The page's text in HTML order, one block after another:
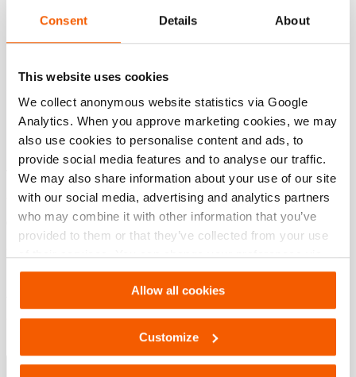
Consent Details About
This website uses cookies
We collect anonymous website statistics via Google
Analytics. When you approve marketing cookies, we may
also use cookies to personalise content and ads, to
provide social media features and to analyse our traffic.
We may also share information about your use of our site
with our social media, advertising and analytics partners
who may combine it with other information that you’ve
provided to them or that they’ve collected from your use
of their services. You can change your preferences via
Settings. See ourcookiestatement.
Allow all cookies
Customize
473.7 KB
Functies
Duidelijk aangegeven veiligheidswaarschuwingen,
technische specificaties en hefhoogte
Voor veiliger en gemakkelijker werken
Centreermarkeringen aan alle zijden
Antislipoppervlak met in elkaar grijpend profiel
Voor maximaal contactoppervlak en optimale stabiliteit
van opgeblazen hefkussens
Meer weergeven